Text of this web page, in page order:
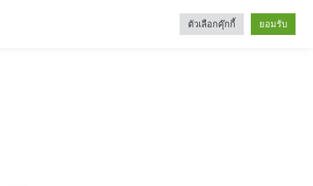
Categories
ตัวเลือกคุ๊กกี้ ยอมรับ